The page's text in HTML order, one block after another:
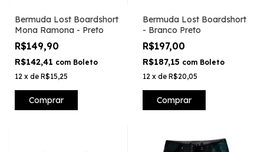
Bermuda Lost Boardshort
Mona Ramona - Preto
R$149,90
R$142,41 com Boleto
12 x de R$15,25
Comprar
Bermuda Lost Boardshort
- Branco Preto
R$197,00
R$187,15 com Boleto
12 x de R$20,05
Comprar